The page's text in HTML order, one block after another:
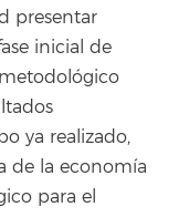
presentar
inicial de
ya realizado,
de la economía
para el